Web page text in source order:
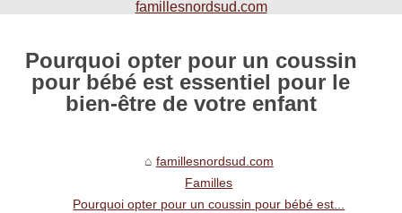
Pourquoi opter pour un coussin
pour bébé est essentiel pour le
bien-être de votre enfant
famillesnordsud.com
Familles
Pourquoi opter pour un coussin pour bébé est...
famillesnordsud.com